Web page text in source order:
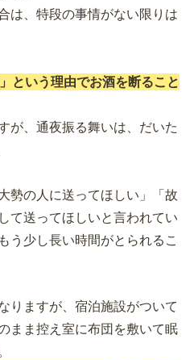
は、特段の事情がない限りは
という理由でお酒を断ること
が、通夜振る舞いは、だいた
勢の人に送ってほしい」「故
て送ってほしいと言われてい
う少し長い時間がとられるこ
りますが、宿泊施設がついて
まま控え室に布団を敷いて眠